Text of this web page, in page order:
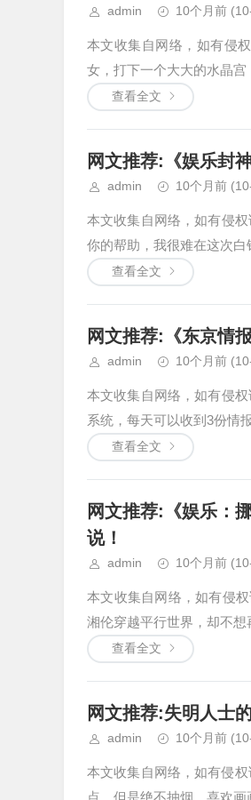
admin 10个月前
本文收集自网络，如有侵
女，打下一个大大的水晶
查看全文
网文推荐:《娱乐封
admin 10个月前
本文收集自网络，如有
你的帮助，我很难在这次
查看全文
网文推荐:《东京情
admin 10个月前
本文收集自网络，如有侵
系统，每天可以收到3份情
查看全文
网文推荐:《娱乐：
说！
admin 10个月前
本文收集自网络，如有侵
湘伦穿越平行世界，却不
查看全文
网文推荐:失明人士
admin 10个月前
本文收集自网络，如有侵
点，但是绝不抽烟，喜欢